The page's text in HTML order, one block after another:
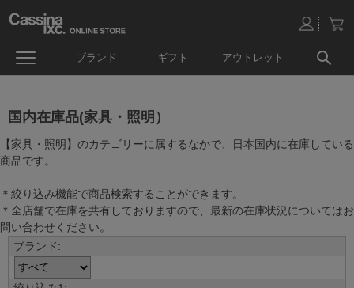
ブランド ギフト アウトレット
国内在庫品(家具・照明）
【家具・照明】のカテゴリーに属するなかで、日本国内に在庫している
商品です。
＊絞り込み機能で商品検索することができます。
＊全店舗で在庫を共有しておりますので、最新の在庫状況についてはお
問い合わせください。